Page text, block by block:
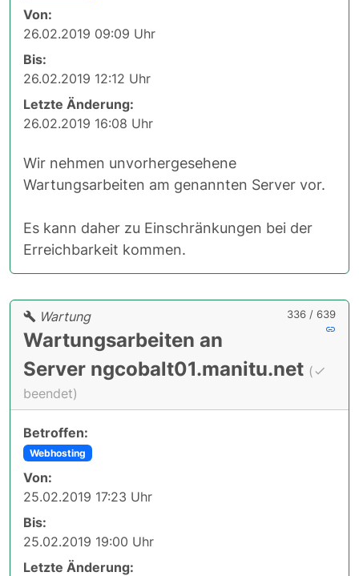
Von:
26.02.2019 09:09 Uhr
Bis:
26.02.2019 12:12 Uhr
Letzte Änderung:
26.02.2019 16:08 Uhr
Wir nehmen unvorhergesehene
Wartungsarbeiten am genannten Server vor.
Es kann daher zu Einschränkungen bei der
Erreichbarkeit kommen.
336 / 639
Wartung
Wartungsarbeiten an
Server ngcobalt01.manitu.net (
beendet)
Betroffen:
Webhosting
Von:
25.02.2019 17:23 Uhr
Bis:
25.02.2019 19:00 Uhr
Letzte Änderung: